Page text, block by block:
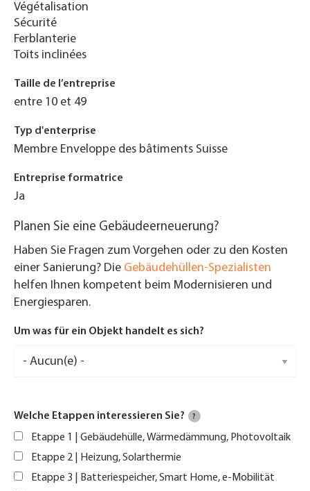
Végétalisation
Sécurité
Ferblanterie
Toits inclinées
Taille de l’entreprise
entre 10 et 49
Typ d'enterprise
Membre Enveloppe des bâtiments Suisse
Entreprise formatrice
Ja
Planen Sie eine Gebäudeerneuerung?
Haben Sie Fragen zum Vorgehen oder zu den Kosten
einer Sanierung? Die Gebäudehüllen-Spezialisten
helfen Ihnen kompetent beim Modernisieren und
Energiesparen.
Um was für ein Objekt handelt es sich?
Welche Etappen interessieren Sie? ?
Etappe 1 | Gebäudehülle, Wärmedämmung, Photovoltaik
Etappe 2 | Heizung, Solarthermie
Etappe 3 | Batteriespeicher, Smart Home, e-Mobilität